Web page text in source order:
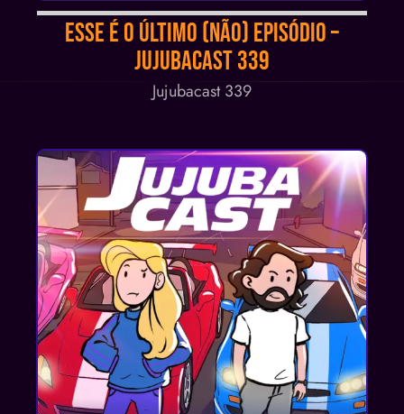
Audio
PlayerEsse é o Último (não) Episódio –
Jujubacast 339
Jujubacast 339